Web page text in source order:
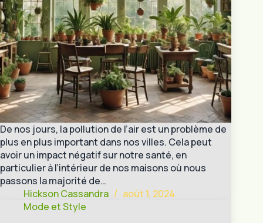
De nos jours, la pollution de l’air est un problème de
plus en plus important dans nos villes. Cela peut
avoir un impact négatif sur notre santé, en
particulier à l’intérieur de nos maisons où nous
passons la majorité de…
Hickson Cassandra
août 1, 2024
Mode et Style